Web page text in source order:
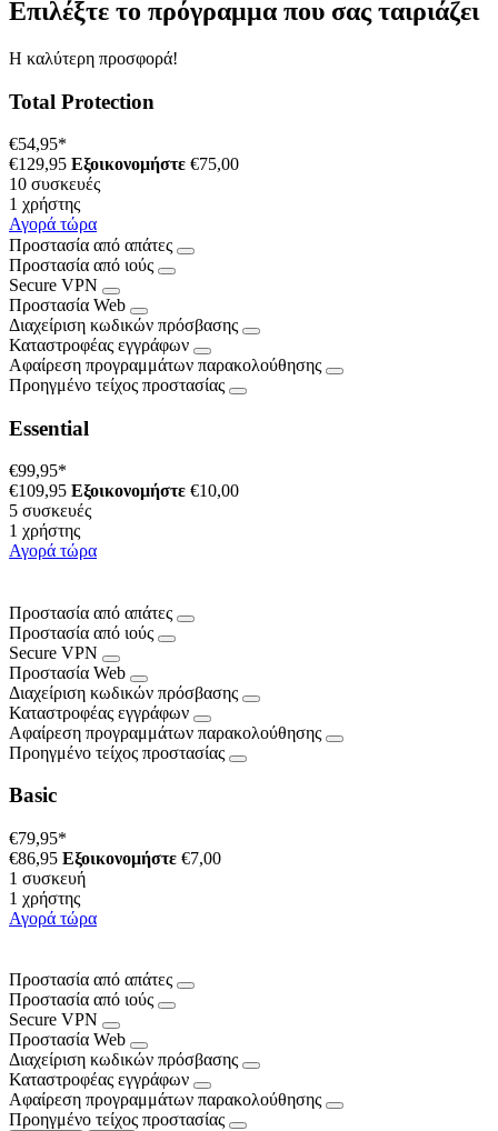
Επιλέξτε το πρόγραμμα που σας ταιριάζει
Η καλύτερη προσφορά!
Total Protection
€54,95*
€129,95 Εξοικονομήστε €75,00
10 συσκευές
1 χρήστης
Αγορά τώρα
Προστασία από απάτες
Προστασία από ιούς
Secure VPN
Προστασία Web
Διαχείριση κωδικών πρόσβασης
Καταστροφέας εγγράφων
Αφαίρεση προγραμμάτων παρακολούθησης
Προηγμένο τείχος προστασίας
Essential
€99,95*
€109,95 Εξοικονομήστε €10,00
5 συσκευές
1 χρήστης
Αγορά τώρα
Προστασία από απάτες
Προστασία από ιούς
Secure VPN
Προστασία Web
Διαχείριση κωδικών πρόσβασης
Καταστροφέας εγγράφων
Αφαίρεση προγραμμάτων παρακολούθησης
Προηγμένο τείχος προστασίας
Basic
€79,95*
€86,95 Εξοικονομήστε €7,00
1 συσκευή
1 χρήστης
Αγορά τώρα
Προστασία από απάτες
Προστασία από ιούς
Secure VPN
Προστασία Web
Διαχείριση κωδικών πρόσβασης
Καταστροφέας εγγράφων
Αφαίρεση προγραμμάτων παρακολούθησης
Προηγμένο τείχος προστασίας